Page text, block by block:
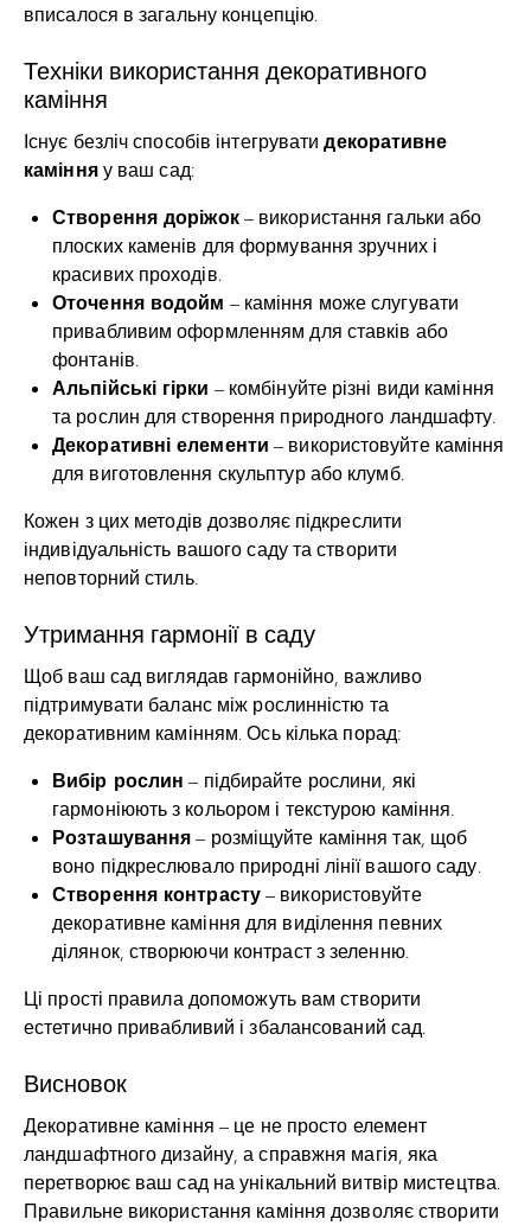
вписалося в загальну концепцію.
Техніки використання декоративного
каміння
Існує безліч способів інтегруватидекоративне
камінняу ваш сад:
Створення доріжок– використання гальки або
плоских каменів для формування зручних і
красивих проходів.
Оточення водойм – каміння може слугувати
привабливим оформленням для ставків або
фонтанів.
Альпійські гірки – комбінуйте різні види каміння
та рослин для створення природного ландшафту.
Декоративні елементи – використовуйте каміння
для виготовлення скульптур або клумб.
Кожен з цих методів дозволяє підкреслити
індивідуальність вашого саду та створити
неповторний стиль.
Утримання гармонії в саду
Щоб ваш сад виглядав гармонійно, важливо
підтримувати баланс між рослинністю та
декоративним камінням. Ось кілька порад:
Вибір рослин – підбирайте рослини, які
гармоніюють з кольором і текстурою каміння.
Розташування – розміщуйте каміння так, щоб
воно підкреслювало природні лінії вашого саду.
Створення контрасту– використовуйте
декоративне каміння для виділення певних
ділянок, створюючи контраст з зеленню.
Ці прості правила допоможуть вам створити
естетично привабливий і збалансований сад.
Висновок
Декоративне каміння – це не просто елемент
ландшафтного дизайну, а справжня магія, яка
перетворює ваш сад на унікальний витвір мистецтва.
Правильне використання каміння дозволяє створити